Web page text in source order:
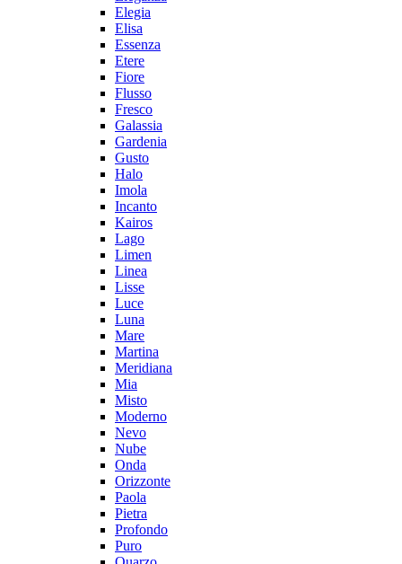
Elegia
Elisa
Essenza
Etere
Fiore
Flusso
Fresco
Galassia
Gardenia
Gusto
Halo
Imola
Incanto
Kairos
Lago
Limen
Linea
Lisse
Luce
Luna
Mare
Martina
Meridiana
Mia
Misto
Moderno
Nevo
Nube
Onda
Orizzonte
Paola
Pietra
Profondo
Puro